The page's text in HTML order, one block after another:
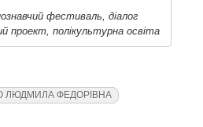
фестиваль, діалог
проект, полікультурна освіта
ЛЮДМИЛА ФЕДОРІВНА